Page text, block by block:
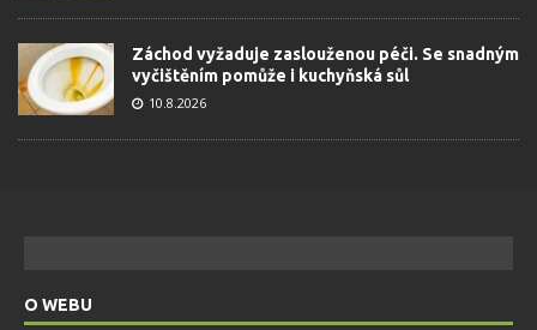
Záchod vyžaduje zaslouženou péči. Se snadným
vyčištěním pomůže i kuchyňská sůl
10.8.2026
O WEBU